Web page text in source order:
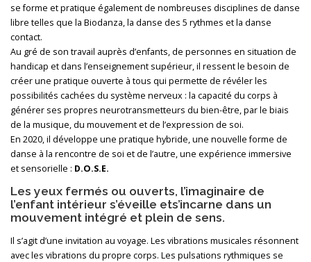
se forme et pratique également de nombreuses disciplines de danse
libre telles que la Biodanza, la danse des 5 rythmes et la danse
contact.
Au gré de son travail auprès d’enfants, de personnes en situation de
handicap et dans l’enseignement supérieur, il ressent le besoin de
créer une pratique ouverte à tous qui permette de révéler les
possibilités cachées du système nerveux : la capacité du corps à
générer ses propres neurotransmetteurs du bien-être, par le biais
de la musique, du mouvement et de l’expression de soi.
En 2020, il développe une pratique hybride, une nouvelle forme de
danse à la rencontre de soi et de l’autre, une expérience immersive
et sensorielle : D.O.S.E.
Les yeux fermés ou ouverts, l’imaginaire de
l’enfant intérieur s’éveille ets’incarne dans un
mouvement intégré et plein de sens.
Il s’agit d’une invitation au voyage. Les vibrations musicales résonnent
avec les vibrations du propre corps. Les pulsations rythmiques se